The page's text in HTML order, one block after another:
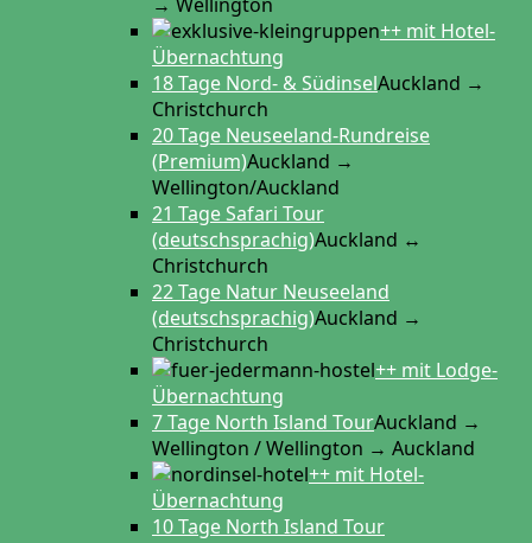
++ mit Hotel-
Übernachtung
18 Tage Nord- & SüdinselAuckland →
Christchurch
20 Tage Neuseeland-Rundreise
(Premium)Auckland →
Wellington/Auckland
21 Tage Safari Tour
(deutschsprachig)Auckland ↔
Christchurch
22 Tage Natur Neuseeland
(deutschsprachig)Auckland →
Christchurch
++ mit Lodge-
Übernachtung
7 Tage North Island TourAuckland →
Wellington / Wellington → Auckland
++ mit Hotel-
Übernachtung
10 Tage North Island Tour